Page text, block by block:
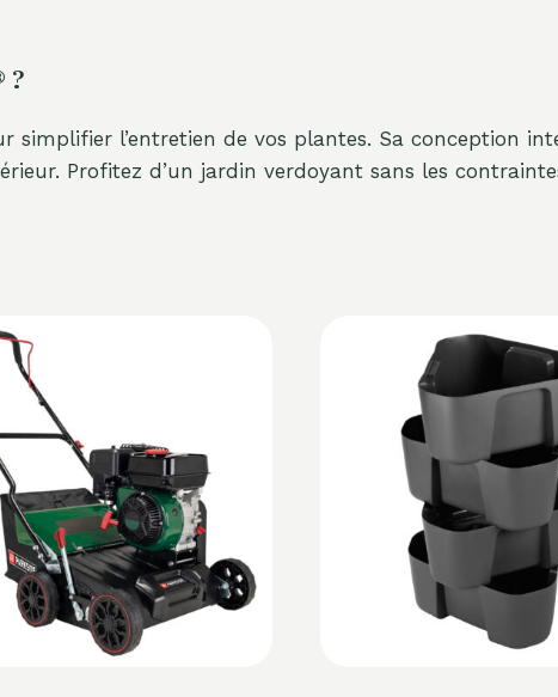
?
simplifier l’entretien de vos plantes. Sa conception
Profitez d’un jardin verdoyant sans les